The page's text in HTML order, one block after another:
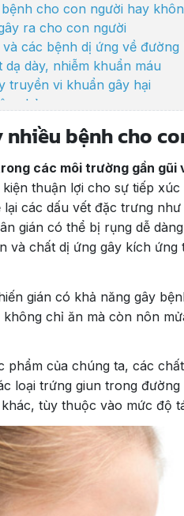
cho con người hay
ra cho con người
các bệnh dị ứng về đường
dày, nhiễm khuẩn máu
truyền vi khuẩn gây hại
chảy
gián đến từ Sanitec Việt
nhiều bệnh cho
các môi trường gần gũi
thuận lợi cho sự tiếp
các dấu vết đặc trưng
gián có thể bị rụng dễ
và chất dị ứng gây kích
gián có khả năng gây
không chỉ ăn mà còn nôn
phẩm của chúng ta, các
loại trứng giun trong
tùy thuộc vào mức độ